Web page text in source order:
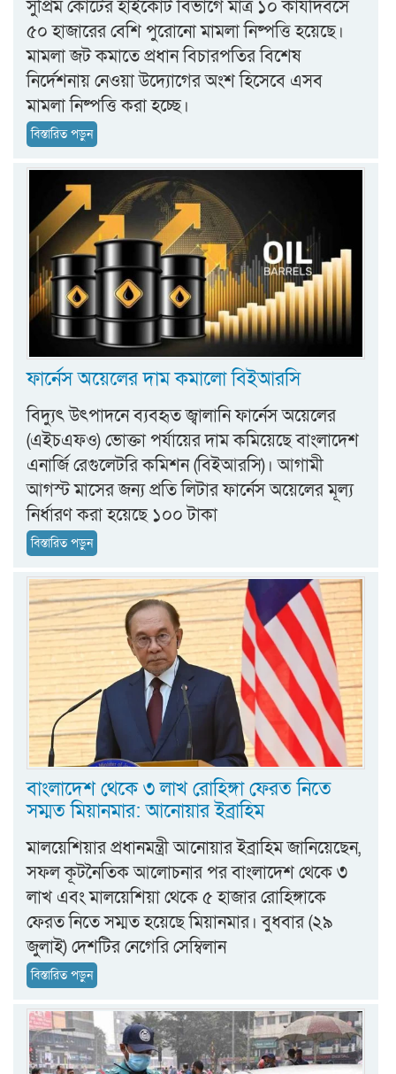
সুপ্রিম কোর্টের হাইকোর্ট বিভাগে মাত্র ১০ কার্যদিবসে
৫০ হাজারের বেশি পুরোনো মামলা নিষ্পত্তি হয়েছে।
মামলা জট কমাতে প্রধান বিচারপতির বিশেষ
নির্দেশনায় নেওয়া উদ্যোগের অংশ হিসেবে এসব
মামলা নিষ্পত্তি করা হচ্ছে।
বিস্তারিত পড়ুন
ফার্নেস অয়েলের দাম কমালো বিইআরসি
বিদ্যুৎ উৎপাদনে ব্যবহৃত জ্বালানি ফার্নেস অয়েলের
(এইচএফও) ভোক্তা পর্যায়ের দাম কমিয়েছে বাংলাদেশ
এনার্জি রেগুলেটরি কমিশন (বিইআরসি)। আগামী
আগস্ট মাসের জন্য প্রতি লিটার ফার্নেস অয়েলের মূল্য
নির্ধারণ করা হয়েছে ১০০ টাকা
বিস্তারিত পড়ুন
বাংলাদেশ থেকে ৩ লাখ রোহিঙ্গা ফেরত নিতে
সম্মত মিয়ানমার: আনোয়ার ইব্রাহিম
মালয়েশিয়ার প্রধানমন্ত্রী আনোয়ার ইব্রাহিম জানিয়েছেন,
সফল কূটনৈতিক আলোচনার পর বাংলাদেশ থেকে ৩
লাখ এবং মালয়েশিয়া থেকে ৫ হাজার রোহিঙ্গাকে
ফেরত নিতে সম্মত হয়েছে মিয়ানমার। বুধবার (২৯
জুলাই) দেশটির নেগেরি সেম্বিলান
বিস্তারিত পড়ুন